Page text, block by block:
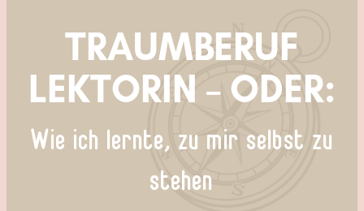
TRAUMBERUF
LEKTORIN – ODER:
Wie ich lernte, zu mir selbst zu
stehen